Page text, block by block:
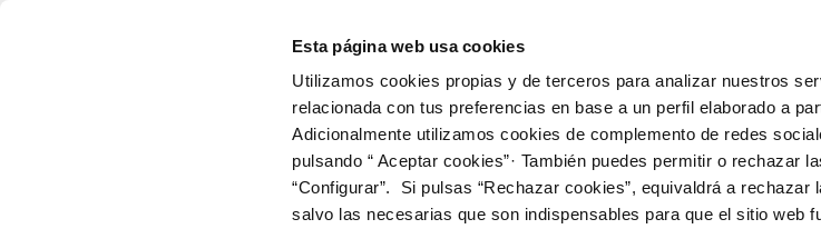
Esta página web usa cookies
Utilizamos cookies propias y de terceros para analizar nuestros
relacionada con tus preferencias en base a un perfil elaborado a
Adicionalmente utilizamos cookies de complemento de redes
pulsando “ Aceptar cookies”· También puedes permitir o rechazar
“Configurar”. Si pulsas “Rechazar cookies”, equivaldrá a
salvo las necesarias que son indispensables para que el sitio web
EMPRESA Y ORGANIZACIÓN
INFORMACIÓN ECONÓMICA Y
ESTADÍSTICA
CONTRATOS Y
SUBVENCIONES
INFORMACIÓN ECONÓMICA Y ESTADÍSTICA